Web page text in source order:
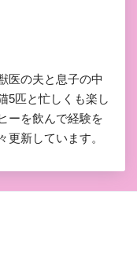
医の夫と息子の中
5匹と忙しくも楽し
ーを飲んで経験を
新しています。